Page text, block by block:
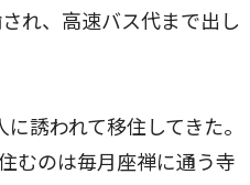
れ、高速バス代まで出し
誘われて移住してきた。
むのは毎月座禅に通う寺